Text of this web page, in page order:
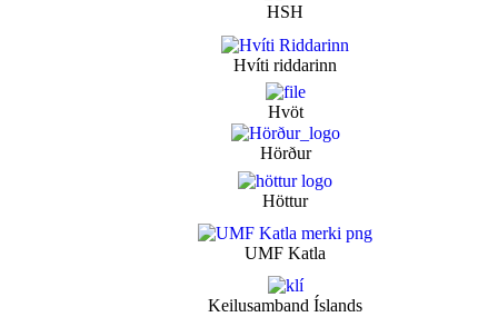
HSH
Hvíti riddarinn
Hvöt
Hörður
Höttur
UMF Katla
Keilusamband Íslands